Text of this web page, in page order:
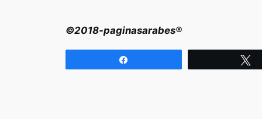
©2018-paginasarabes®